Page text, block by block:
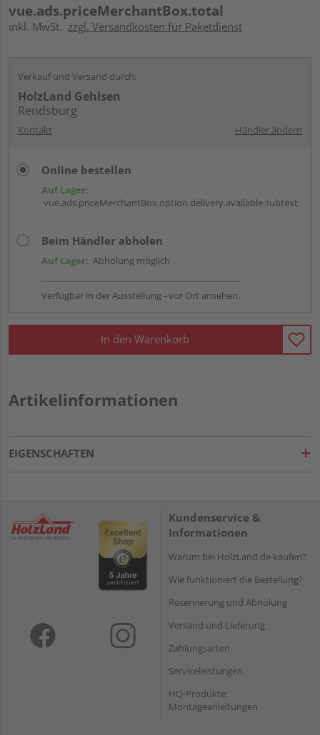
vue.ads.priceMerchantBox.total
inkl. MwSt. zzgl. Versandkosten für Paketdienst
Verkauf und Versand durch:
HolzLand Gehlsen
Rendsburg
Kontakt Händler ändern
Online bestellen
Auf Lager:
vue.ads.priceMerchantBox.option.delivery.available.subtext
Beim Händler abholen
Auf Lager: Abholung möglich
Verfügbar in der Ausstellung - vor Ort ansehen.
In den Warenkorb
Artikelinformationen
EIGENSCHAFTEN
Kundenservice &
Informationen
Warum bei HolzLand.de kaufen?
Wie funktioniert die Bestellung?
Reservierung und Abholung
Versand und Lieferung
Zahlungsarten
Serviceleistungen
HQ-Produkte:
Montageanleitungen